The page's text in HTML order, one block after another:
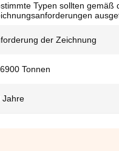
Typen sollten gemäß
der Zeichnung
Tonnen
Jahre